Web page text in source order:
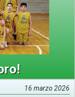
16 marzo 2026